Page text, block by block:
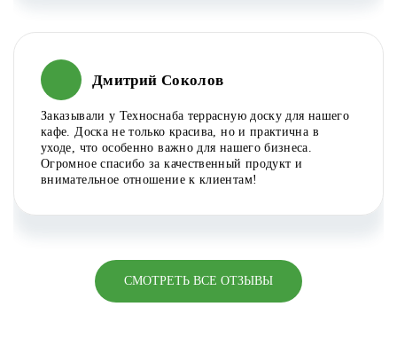
Дмитрий Соколов
Заказывали у Техноснаба террасную доску для нашего
кафе. Доска не только красива, но и практична в
уходе, что особенно важно для нашего бизнеса.
Огромное спасибо за качественный продукт и
внимательное отношение к клиентам!
СМОТРЕТЬ ВСЕ ОТЗЫВЫ